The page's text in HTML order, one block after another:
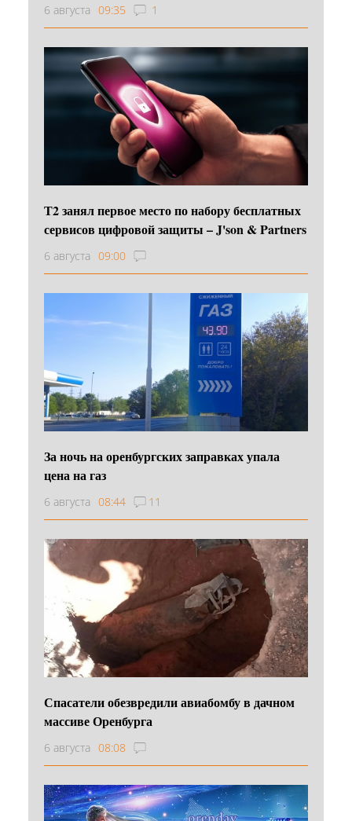
6 августа 09:35 1
Т2 занял первое место по набору бесплатных
сервисов цифровой защиты – J'son & Partners
6 августа 09:00
За ночь на оренбургских заправках упала
цена на газ
6 августа 08:44 11
Спасатели обезвредили авиабомбу в дачном
массиве Оренбурга
6 августа 08:08